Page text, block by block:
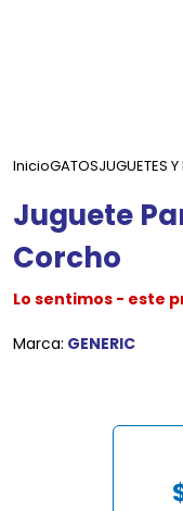
InicioGATOSJUGUETES
Juguete
Corcho
Lo sentimos - este
Marca: GENERIC